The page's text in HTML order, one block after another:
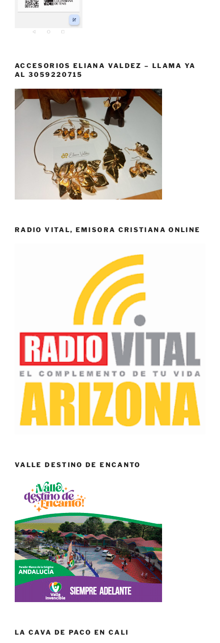
ACCESORIOS ELIANA VALDEZ – LLAMA YA
AL 3059220715
RADIO VITAL, EMISORA CRISTIANA ONLINE
VALLE DESTINO DE ENCANTO
LA CAVA DE PACO EN CALI